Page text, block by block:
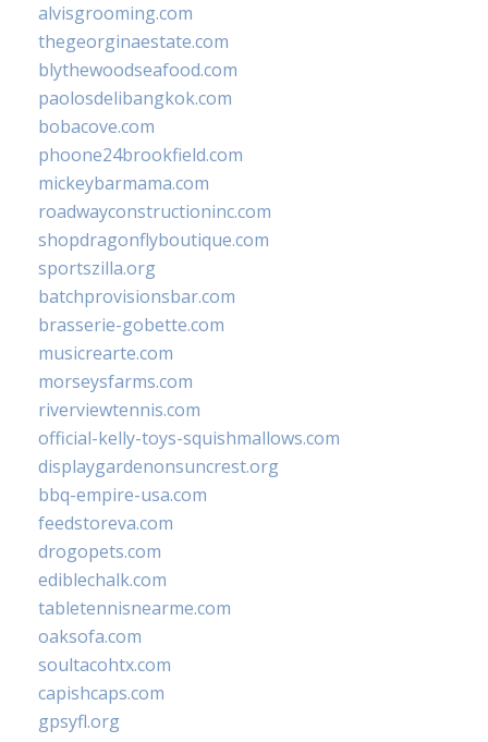
alvisgrooming.com
thegeorginaestate.com
blythewoodseafood.com
paolosdelibangkok.com
bobacove.com
phoone24brookfield.com
mickeybarmama.com
roadwayconstructioninc.com
shopdragonflyboutique.com
sportszilla.org
batchprovisionsbar.com
brasserie-gobette.com
musicrearte.com
morseysfarms.com
riverviewtennis.com
official-kelly-toys-squishmallows.com
displaygardenonsuncrest.org
bbq-empire-usa.com
feedstoreva.com
drogopets.com
ediblechalk.com
tabletennisnearme.com
oaksofa.com
soultacohtx.com
capishcaps.com
gpsyfl.org